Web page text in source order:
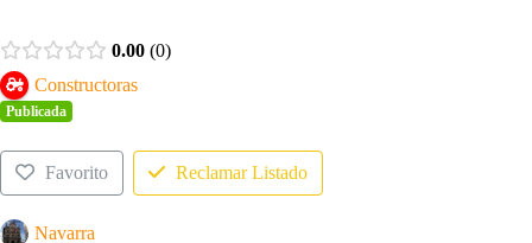
0.00 0
Constructoras
Publicada
Favorito Reclamar Listado
Navarra